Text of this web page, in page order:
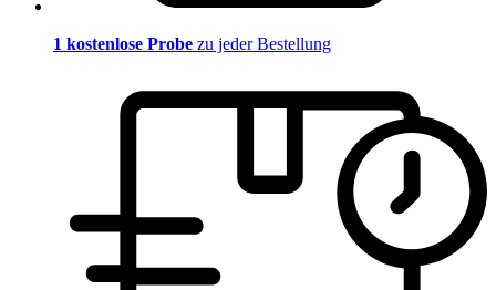
1 kostenlose Probe zu jeder Bestellung